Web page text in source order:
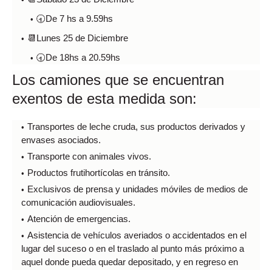
🕣De 7 hs a 9.59hs
📆Lunes 25 de Diciembre
🕣De 18hs a 20.59hs
Los camiones que se encuentran
exentos de esta medida son:
Transportes de leche cruda, sus productos derivados y
envases asociados.
Transporte con animales vivos.
Productos frutihortícolas en tránsito.
Exclusivos de prensa y unidades móviles de medios de
comunicación audiovisuales.
Atención de emergencias.
Asistencia de vehículos averiados o accidentados en el
lugar del suceso o en el traslado al punto más próximo a
aquel donde pueda quedar depositado, y en regreso en